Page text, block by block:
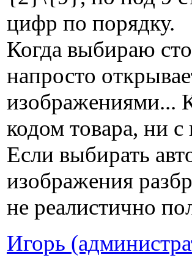
цифр по порядку.
Когда выбираю
напросто
изображениями...
кодом товара, ни
Если выбирать
изображения
не реалистично
Игорь